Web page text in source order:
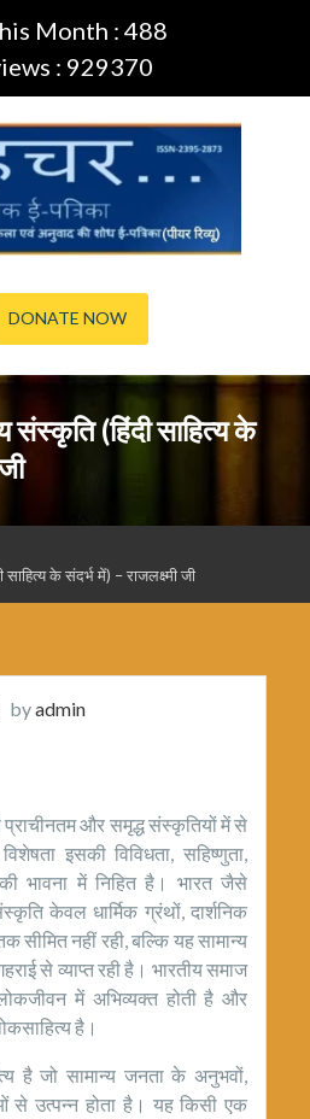
Month : 488
: 929370
(ISSN:2395-
DONATE NOW
संस्कृति (हिंदी साहित्य के
के संदर्भ में) – राजलक्ष्मी जी
byadmin
और समृद्ध संस्कृतियों में से
इसकी विविधता, सहिष्णुता,
भावना में निहित है। भारत जैसे
केवल धार्मिक ग्रंथों, दार्शनिक
सीमित नहीं रही, बल्कि यह सामान्य
से व्याप्त रही है। भारतीय समाज
में अभिव्यक्त होती है और
है।
है जो सामान्य जनता के अनुभवों,
से उत्पन्न होता है। यह किसी एक